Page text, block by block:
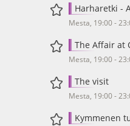
Harharetki -
Mesta, 19:00 -
The Affair at
Mesta, 19:00 -
The visit
Mesta, 19:00 -
Kymmenen